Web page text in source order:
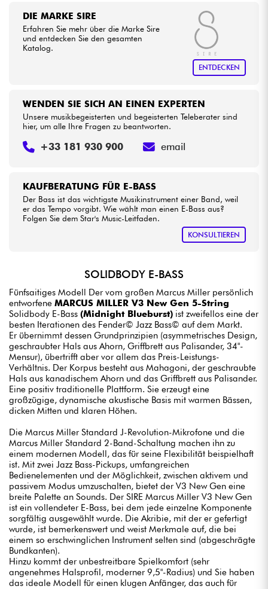
DIE MARKE SIRE
Erfahren Sie mehr über die Marke Sire
und entdecken Sie den gesamten
Katalog.
ENTDECKEN
KAUFBERATUNG FÜR E-BASS
Der Bass ist das wichtigste Musikinstrument einer Band, weil
er das Tempo vorgibt. Wie wählt man einen E-Bass aus?
Folgen Sie dem Star's Music-Leitfaden.
KONSULTIEREN
WENDEN SIE SICH AN EINEN EXPERTEN
Unsere musikbegeisterten und begeisterten Teleberater sind
hier, um alle Ihre Fragen zu beantworten.
+33 181 930 900 email
SOLIDBODY E-BASS
Fünfsaitiges Modell Der vom großen Marcus Miller persönlich
entworfene MARCUS MILLER V3 New Gen 5-String
Solidbody E-Bass (Midnight Blueburst) ist zweifellos eine der
besten Iterationen des Fender© Jazz Bass© auf dem Markt.
Er übernimmt dessen Grundprinzipien (asymmetrisches Design,
geschraubter Hals aus Ahorn, Griffbrett aus Palisander, 34"-
Mensur), übertrifft aber vor allem das Preis-Leistungs-
Verhältnis. Der Korpus besteht aus Mahagoni, der geschraubte
Hals aus kanadischem Ahorn und das Griffbrett aus Palisander.
Eine positiv traditionelle Plattform. Sie erzeugt eine
großzügige, dynamische akustische Basis mit warmen Bässen,
dicken Mitten und klaren Höhen.
Die Marcus Miller Standard J-Revolution-Mikrofone und die
Marcus Miller Standard 2-Band-Schaltung machen ihn zu
einem modernen Modell, das für seine Flexibilität beispielhaft
ist. Mit zwei Jazz Bass-Pickups, umfangreichen
Bedienelementen und der Möglichkeit, zwischen aktivem und
passivem Modus umzuschalten, bietet der V3 New Gen eine
breite Palette an Sounds. Der SIRE Marcus Miller V3 New Gen
ist ein vollendeter E-Bass, bei dem jede einzelne Komponente
sorgfältig ausgewählt wurde. Die Akribie, mit der er gefertigt
wurde, ist bemerkenswert und weist Merkmale auf, die bei
einem so erschwinglichen Instrument selten sind (abgeschrägte
Bundkanten).
Hinzu kommt der unbestreitbare Spielkomfort (sehr
angenehmes Halsprofil, moderner 9,5"-Radius) und Sie haben
das ideale Modell für einen klugen Anfänger, das auch für